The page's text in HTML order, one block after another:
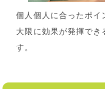
個人個人に合ったポイ
大限に効果が発揮でき
す。